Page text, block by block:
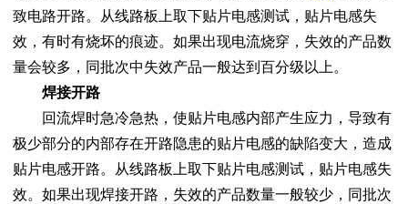
致电路开路。从线路板上取下贴片电感测试，贴片电感失
效，有时有烧坏的痕迹。如果出现电流烧穿，失效的产品数
量会较多，同批次中失效产品一般达到百分级以上。
焊接开路
回流焊时急冷急热，使贴片电感内部产生应力，导致有
极少部分的内部存在开路隐患的贴片电感的缺陷变大，造成
贴片电感开路。从线路板上取下贴片电感测试，贴片电感失
效。如果出现焊接开路，失效的产品数量一般较少，同批次